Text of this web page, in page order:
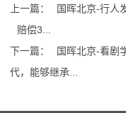
上一篇：
国晖北京-行人
赔偿3...
下一篇：
国晖北京-看剧
代，能够继承...